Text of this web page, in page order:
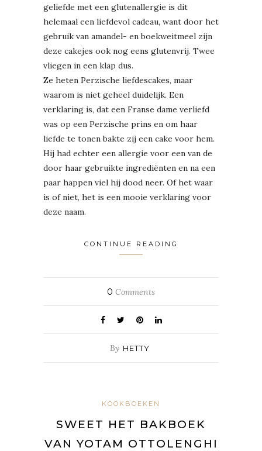
geliefde met een glutenallergie is dit
helemaal een liefdevol cadeau, want door het
gebruik van amandel- en boekweitmeel zijn
deze cakejes ook nog eens glutenvrij. Twee
vliegen in een klap dus.
Ze heten Perzische liefdescakes, maar
waarom is niet geheel duidelijk. Een
verklaring is, dat een Franse dame verliefd
was op een Perzische prins en om haar
liefde te tonen bakte zij een cake voor hem.
Hij had echter een allergie voor een van de
door haar gebruikte ingrediënten en na een
paar happen viel hij dood neer. Of het waar
is of niet, het is een mooie verklaring voor
deze naam.
CONTINUE READING
0 Comments
By HETTY
KOOKBOEKEN
SWEET HET BAKBOEK
VAN YOTAM OTTOLENGHI